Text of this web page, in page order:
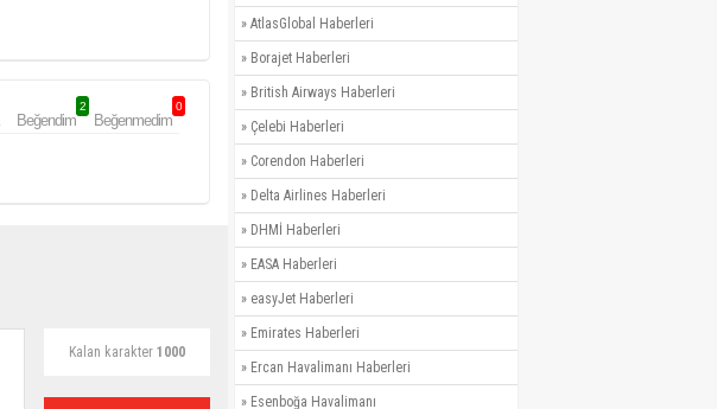
Beğendim
2
Beğenmedim
0
Kalan karakter 1000
» AtlasGlobal Haberleri
» Borajet Haberleri
» British Airways Haberleri
» Çelebi Haberleri
» Corendon Haberleri
» Delta Airlines Haberleri
» DHMİ Haberleri
» EASA Haberleri
» easyJet Haberleri
» Emirates Haberleri
» Ercan Havalimanı Haberleri
» Esenboğa Havalimanı